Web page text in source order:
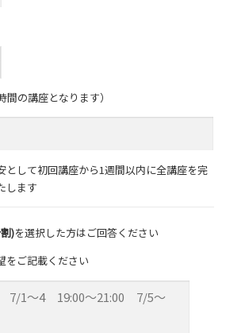
の講座となります）
して初回講座から1週間以内に全講座を完
します
)を選択した方はご回答ください
をご記載ください